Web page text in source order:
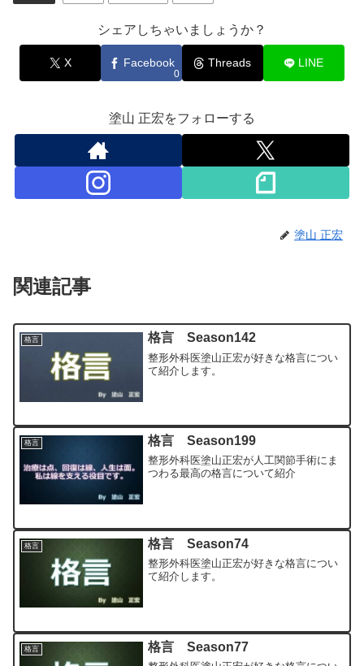
シェアしちゃいましょうか？
X Facebook
0
Threads LINE
塗山 正宏をフォローする
塗山 正宏
関連記事
格言 格言 Season142
整形外科医塗山正宏が好きな格言につい
て紹介します。
格言 格言 Season199
整形外科医塗山正宏が人工関節手術にま
つわる最高の格言について紹介
格言 格言 Season74
整形外科医塗山正宏が好きな格言につい
て紹介します。
格言 格言 Season77